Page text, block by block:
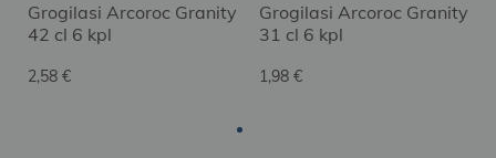
Grogilasi Arcoroc Granity
42 cl 6 kpl
2,58 €
Grogilasi Arcoroc Granity
31 cl 6 kpl
1,98 €